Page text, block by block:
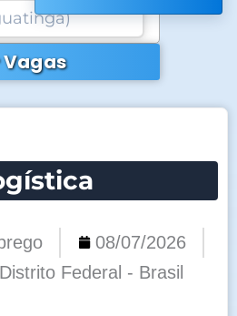
08/07/2026
Distrito Federal - Brasil